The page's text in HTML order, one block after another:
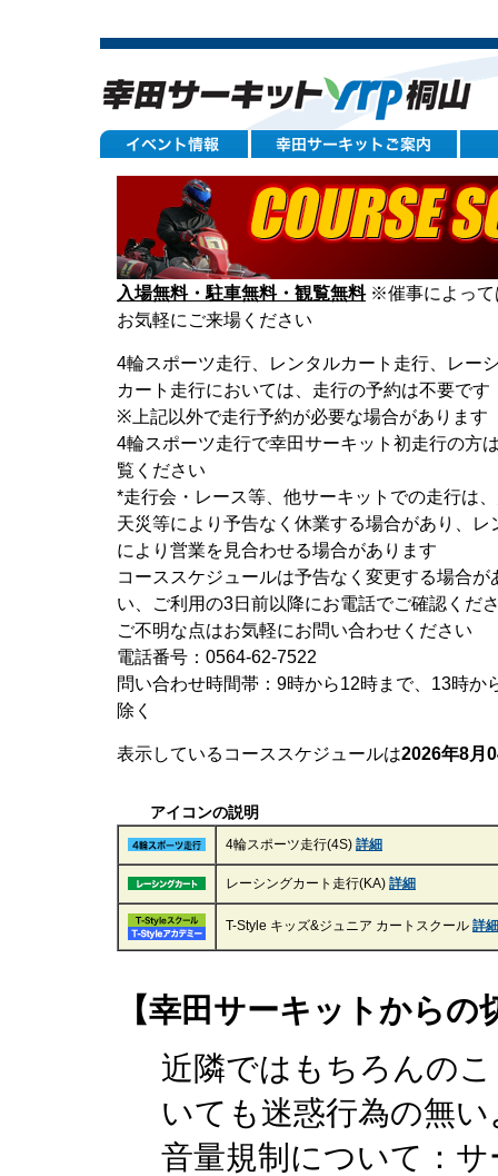
入場無料・駐車無料・観覧無料※催事によって
お気軽にご来場ください
4輪スポーツ走行、レンタルカート走行、レー
カート走行においては、走行の予約は不要です
※上記以外で走行予約が必要な場合がありま
4輪スポーツ走行で幸田サーキット初走行の方
覧ください
*走行会・レース等、他サーキットでの走行は
天災等により予告なく休業する場合があり、
により営業を見合わせる場合があります
コーススケジュールは予告なく変更する場合
い、ご利用の3日前以降にお電話でご確認くだ
ご不明な点はお気軽にお問い合わせください
電話番号：0564-62-7522
問い合わせ時間帯：9時から12時まで、13時か
除く
表示しているコーススケジュールは2026年8月
アイコンの説明
4輪スポーツ走行(4S) 詳細
レーシングカート走行(KA) 詳細
T-Style キッズ&ジュニア カートスクール 詳細
【幸田サーキットからの
近隣ではもちろんの
いても迷惑行為の無
音量規制について：